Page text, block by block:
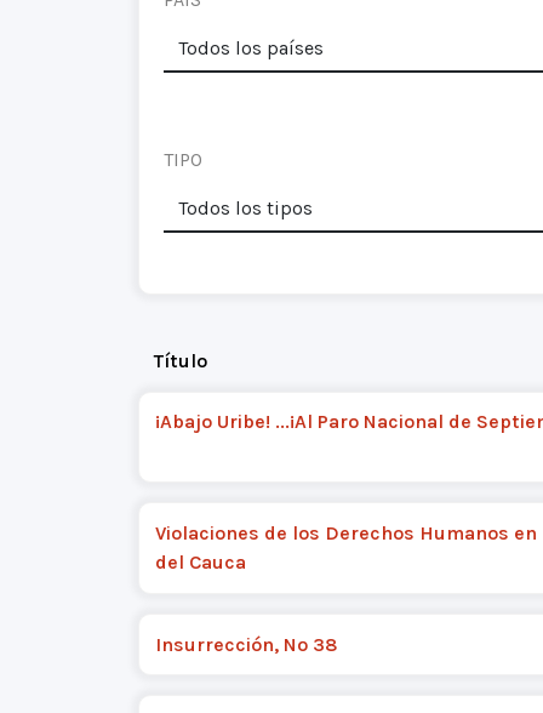
TIPO
Título
¡Abajo Uribe! ...¡Al Paro Nacional de
Violaciones de los Derechos Humanos
del Cauca
Insurrección, Nº 38